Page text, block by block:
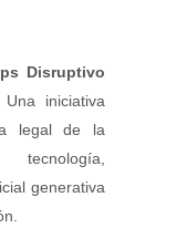
Disruptivo
Una iniciativa
legal de la
generativa